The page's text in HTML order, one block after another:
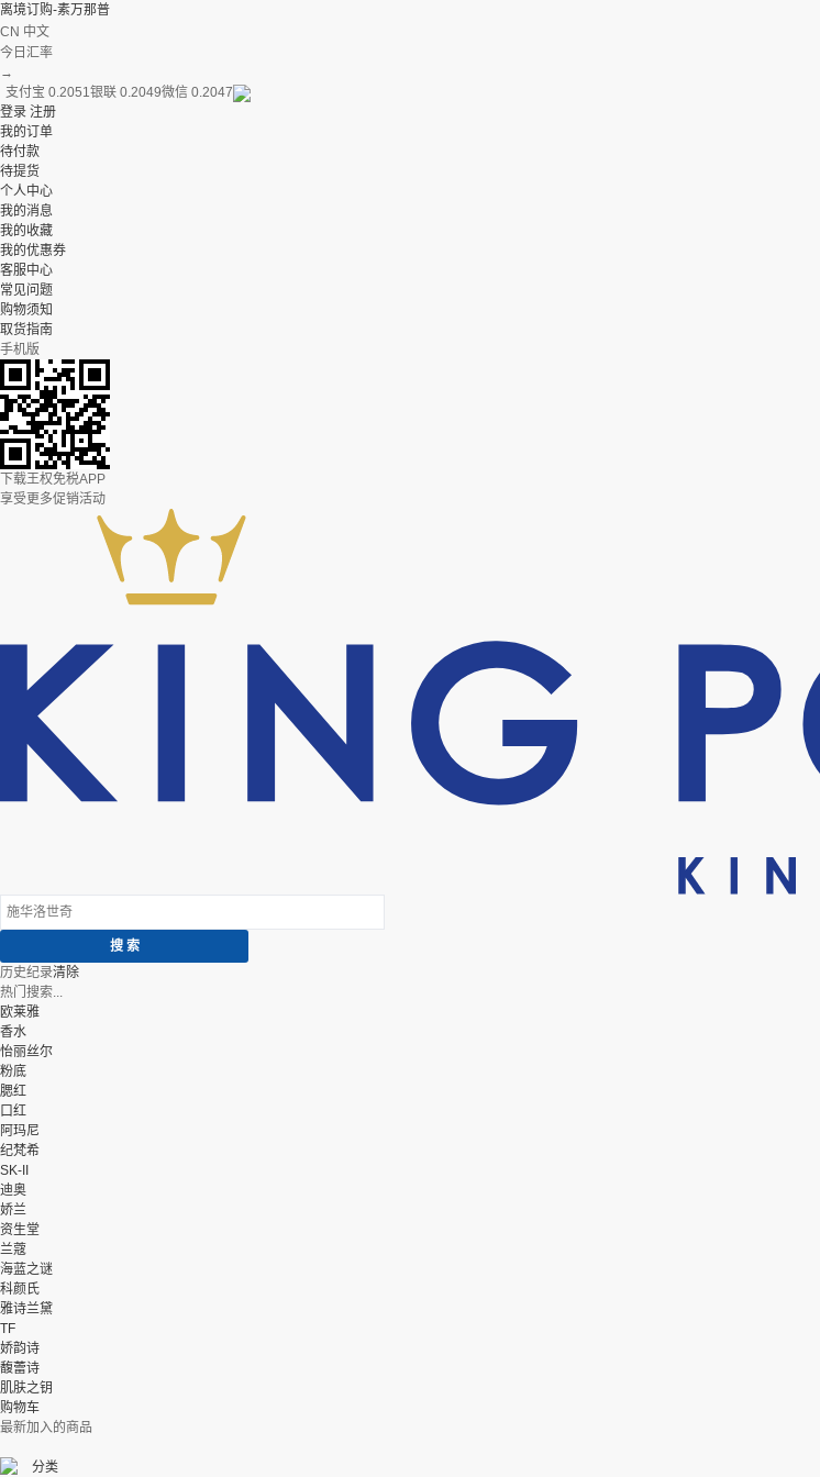
离境订购-素万那普
CN 中文
今日汇率
→
支付宝 0.2051银联 0.2049微信 0.2047
登录 注册
我的订单
待付款
待提货
个人中心
我的消息
我的收藏
我的优惠券
客服中心
常见问题
购物须知
取货指南
手机版
下载王权免税APP
享受更多促销活动
历史纪录清除
热门搜索...
欧莱雅
香水
怡丽丝尔
粉底
腮红
口红
阿玛尼
纪梵希
SK-II
迪奥
娇兰
资生堂
兰蔻
海蓝之谜
科颜氏
雅诗兰黛
TF
娇韵诗
馥蕾诗
肌肤之钥
购物车
最新加入的商品
分类